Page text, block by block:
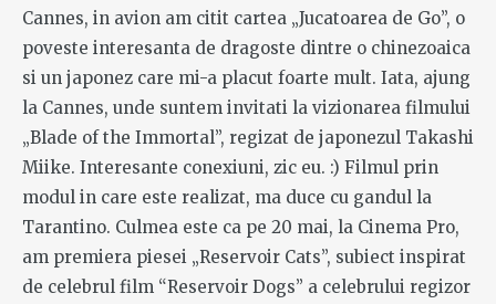
Cannes, in avion am citit cartea „Jucatoarea de Go”, o
poveste interesanta de dragoste dintre o chinezoaica
si un japonez care mi-a placut foarte mult. Iata, ajung
la Cannes, unde suntem invitati la vizionarea filmului
„Blade of the Immortal”, regizat de japonezul Takashi
Miike. Interesante conexiuni, zic eu. :) Filmul prin
modul in care este realizat, ma duce cu gandul la
Tarantino. Culmea este ca pe 20 mai, la Cinema Pro,
am premiera piesei „Reservoir Cats”, subiect inspirat
de celebrul film “Reservoir Dogs” a celebrului regizor